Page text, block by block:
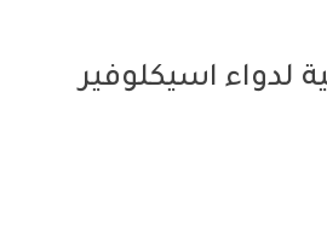
لدواء اسيكلوفير